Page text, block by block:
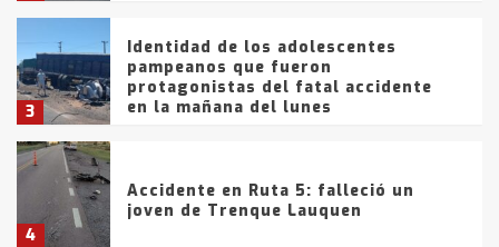
3
Identidad de los adolescentes
pampeanos que fueron
protagonistas del fatal accidente
en la mañana del lunes
4
Accidente en Ruta 5: falleció un
joven de Trenque Lauquen